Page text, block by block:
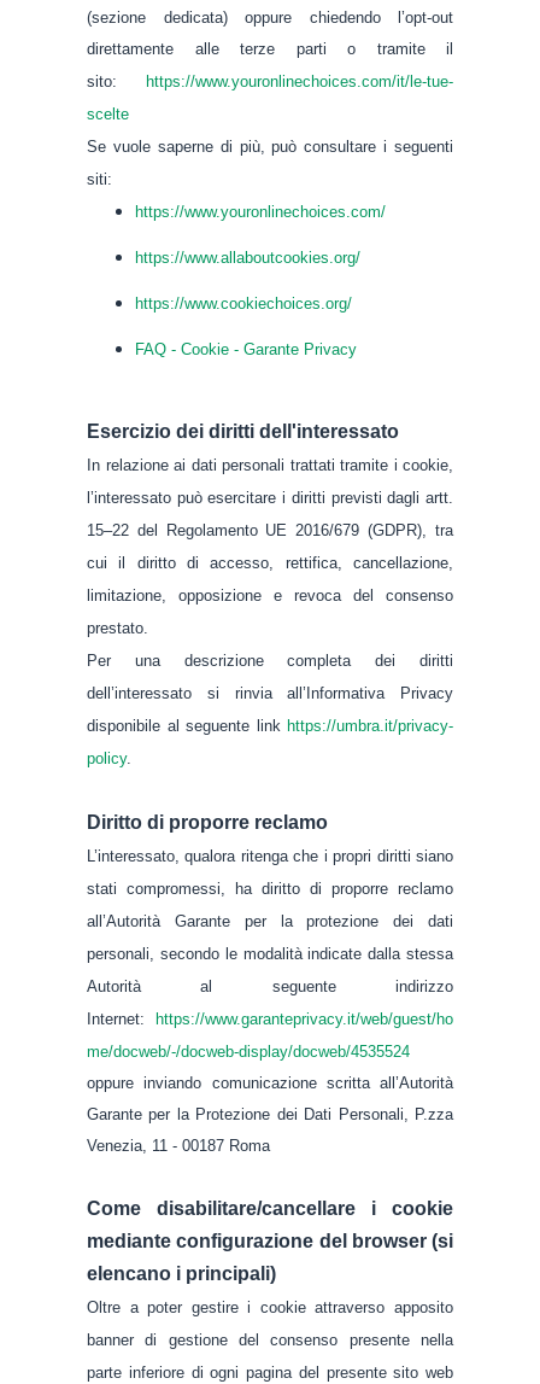
(sezione dedicata) oppure chiedendo l’opt‑out
direttamente alle terze parti o tramite il
sito:
https://www.youronlinechoices.com/it/le-tue-
scelte
Se vuole saperne di più, può consultare i seguenti
siti:
https://www.youronlinechoices.com/
https://www.allaboutcookies.org/
https://www.cookiechoices.org/
FAQ - Cookie - Garante Privacy
Esercizio dei diritti dell'interessato
In relazione ai dati personali trattati tramite i cookie,
l’interessato può esercitare i diritti previsti dagli artt.
15–22 del Regolamento UE 2016/679 (GDPR), tra
cui il diritto di accesso, rettifica, cancellazione,
limitazione, opposizione e revoca del consenso
prestato.
Per una descrizione completa dei diritti
dell’interessato si rinvia all’Informativa Privacy
disponibile al seguente link https://umbra.it/privacy-
policy.
Diritto di proporre reclamo
L’interessato, qualora ritenga che i propri diritti siano
stati compromessi, ha diritto di proporre reclamo
all’Autorità Garante per la protezione dei dati
personali, secondo le modalità indicate dalla stessa
Autorità al seguente indirizzo
Internet:
https://www.garanteprivacy.it/web/guest/ho
me/docweb/-/docweb-display/docweb/4535524
oppure inviando comunicazione scritta all’Autorità
Garante per la Protezione dei Dati Personali, P.zza
Venezia, 11 - 00187 Roma
Come disabilitare/cancellare i cookie
mediante configurazione del browser (si
elencano i principali)
Oltre a poter gestire i cookie attraverso apposito
banner di gestione del consenso presente nella
parte inferiore di ogni pagina del presente sito web